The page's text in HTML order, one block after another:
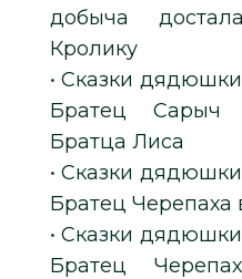
добыча
Кролику
• Сказки
Братец Сарыч
Братца Лиса
• Сказки
Братец Черепаха
• Сказки
Братец